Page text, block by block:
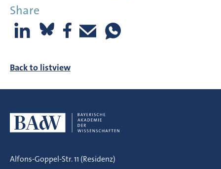
Share
Back to listview
Alfons-Goppel-Str. 11 (Residenz)